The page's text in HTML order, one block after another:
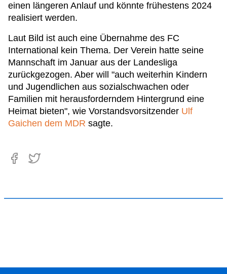
einen längeren Anlauf und könnte frühestens 2024
realisiert werden.
Laut Bild ist auch eine Übernahme des FC
International kein Thema. Der Verein hatte seine
Mannschaft im Januar aus der Landesliga
zurückgezogen. Aber will "auch weiterhin Kindern
und Jugendlichen aus sozialschwachen oder
Familien mit herausforderndem Hintergrund eine
Heimat bieten", wie Vorstandsvorsitzender Ulf
Gaichen dem MDR sagte.